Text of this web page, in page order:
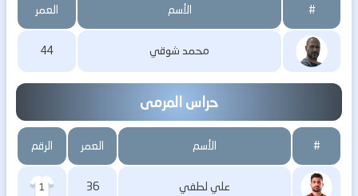
# الأسم العمر
محمد شوقي 44
حراس المرمى
# الأسم العمر الرقم
علي لطفي 36
1